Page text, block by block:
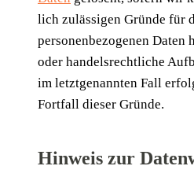
lich zuläs­si­gen Grün­de für
per­so­nen­be­zo­ge­nen Daten
oder han­dels­recht­li­che
im letzt­ge­nann­ten Fall
Fort­fall die­ser Gründe.
Hinweis zur